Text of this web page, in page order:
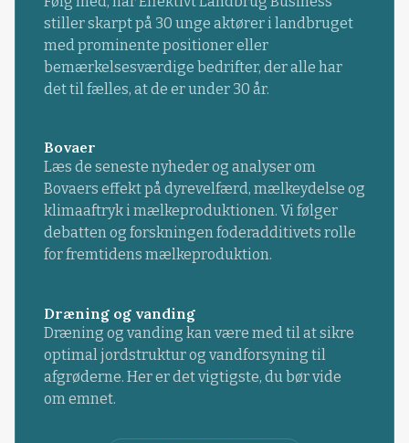
stiller skarpt på 30 unge aktører i landbruget
med prominente positioner eller
bemærkelsesværdige bedrifter, der alle har
det til fælles, at de er under 30 år.
Bovaer
Læs de seneste nyheder og analyser om
Bovaers effekt på dyrevelfærd, mælkeydelse og
klimaaftryk i mælkeproduktionen. Vi følger
debatten og forskningen foderadditivets rolle
for fremtidens mælkeproduktion.
Dræning og vanding
Dræning og vanding kan være med til at sikre
optimal jordstruktur og vandforsyning til
afgrøderne. Her er det vigtigste, du bør vide
om emnet.